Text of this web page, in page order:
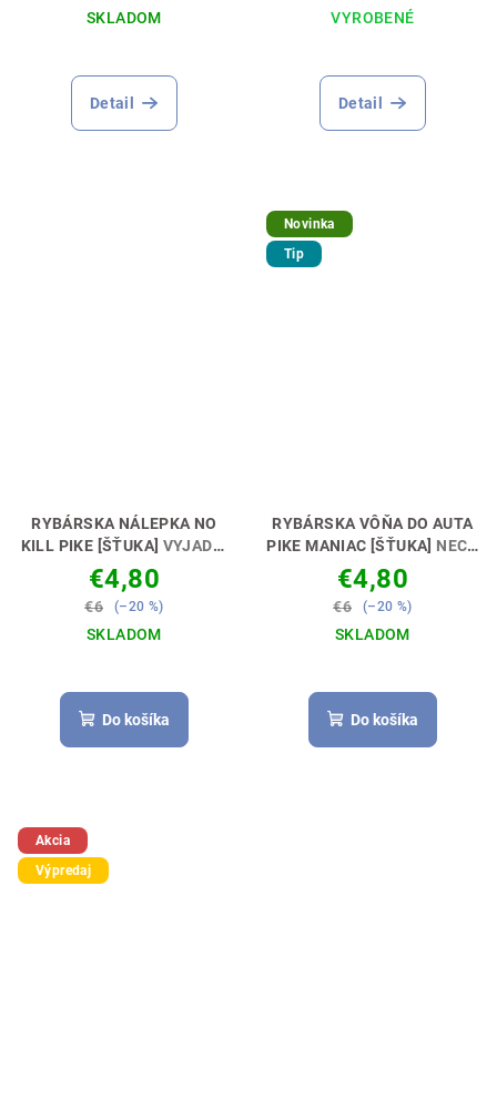
SKLADOM
Detail
VYROBENÉ
Detail
RYBÁRSKA NÁLEPKA NO
KILL PIKE [ŠŤUKA] VYJADRI
SVOJ POSTOJ 🚗🎣
€4,80
€6 (–20 %)
SKLADOM
Do košíka
Novinka
Tip
RYBÁRSKA VÔŇA DO AUTA
PIKE MANIAC [ŠŤUKA] NECH
TI VONIA KÁRA🚗🎣
€4,80
€6 (–20 %)
SKLADOM
Do košíka
Akcia
Výpredaj